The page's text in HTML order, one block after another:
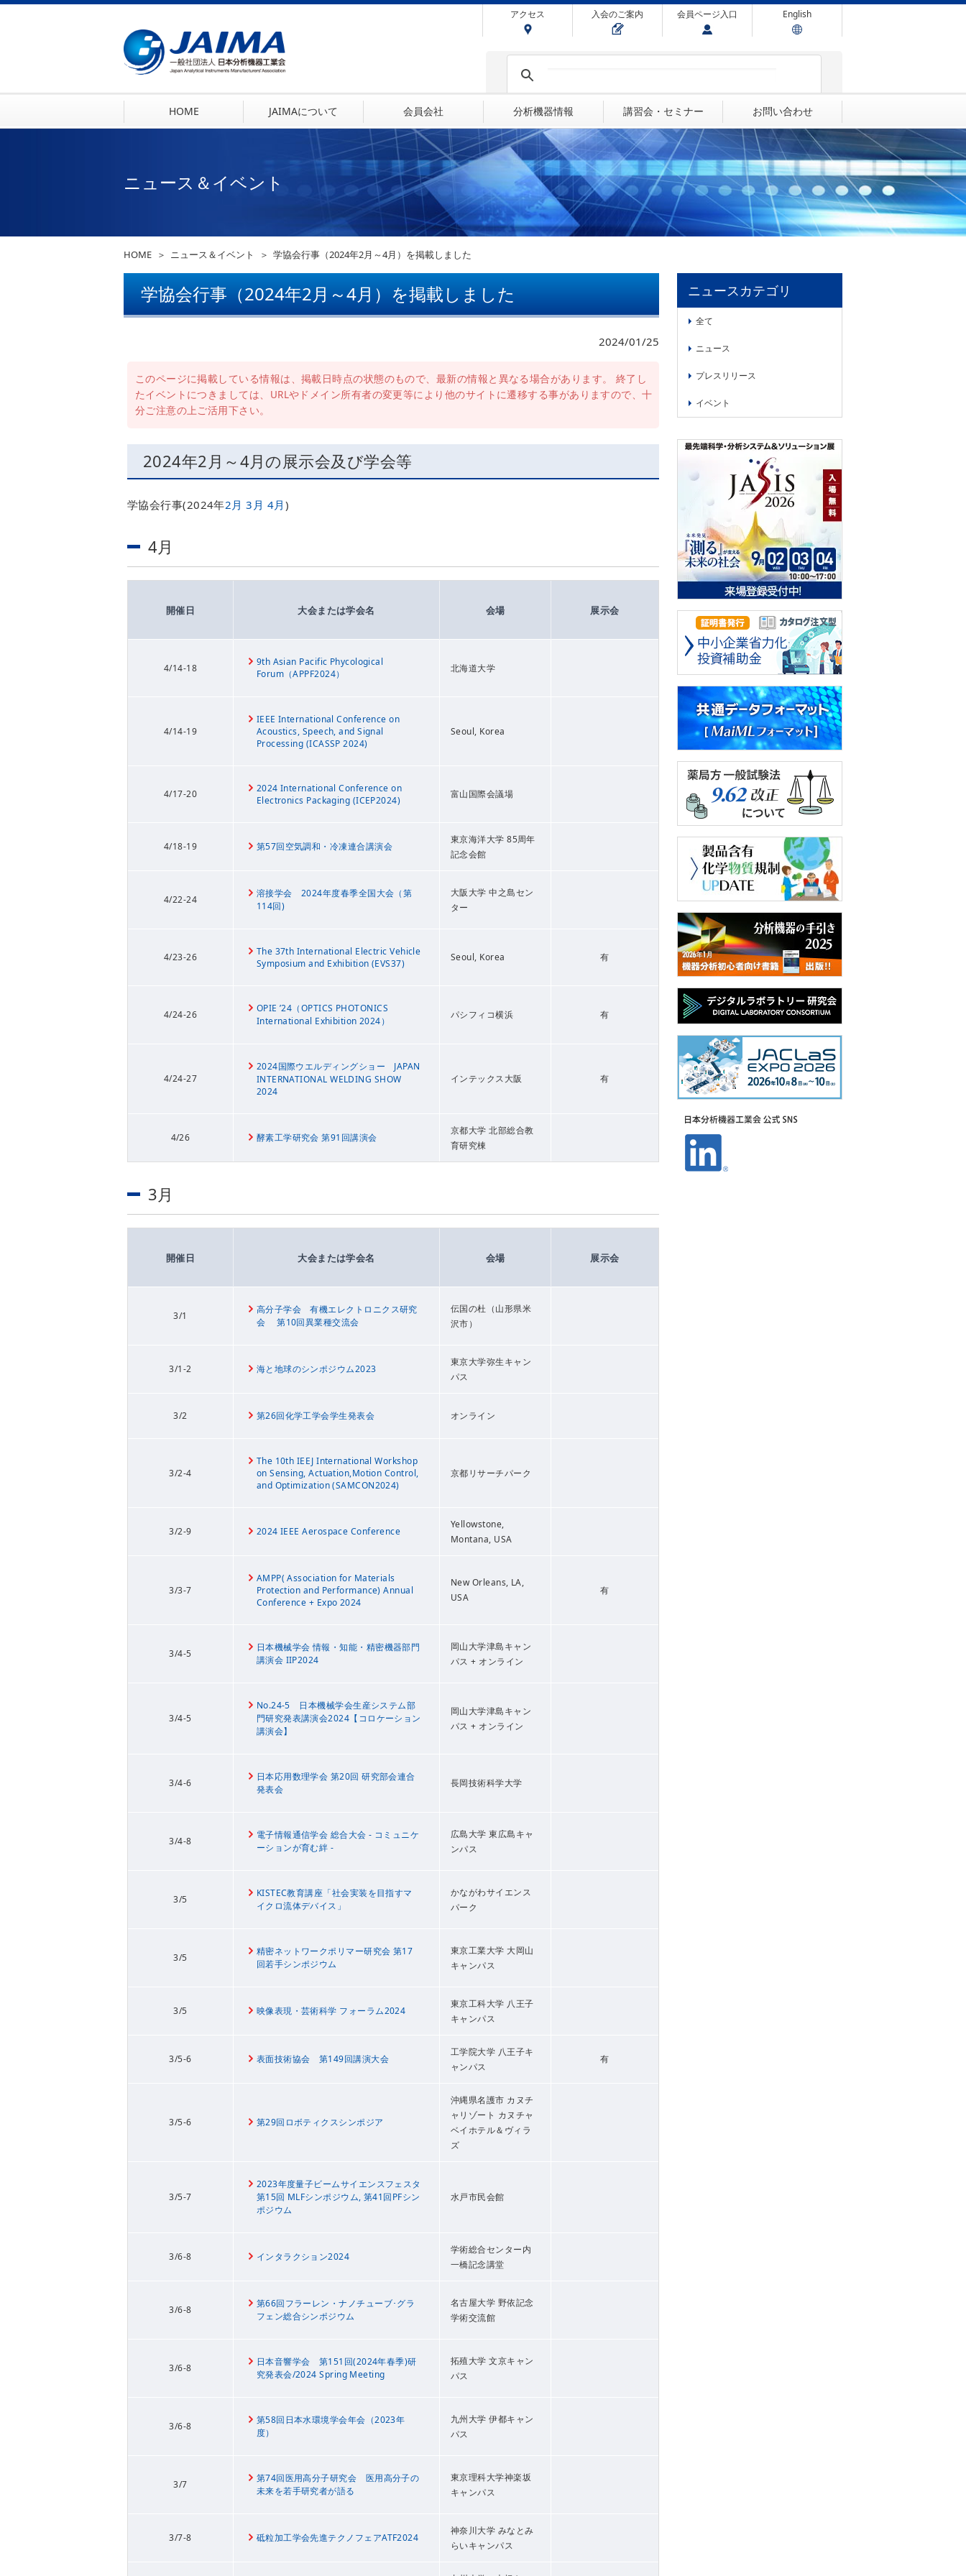
アクセス 入会のご案内 会員ページ入口 English
HOME JAIMAについて 会員会社 分析機器情報 講習会・セミナー お問い合わせ
ニュース＆イベント
HOME ニュース＆イベント 学協会行事（2024年2月～4月）を掲載しました
学協会行事（2024年2月～4月）を掲載しました
2024/01/25
このページに掲載している情報は、掲載日時点の状態のもので、最新の情報と異なる場合があります。 終了し
たイベントにつきましては、URLやドメイン所有者の変更等により他のサイトに遷移する事がありますので、十
分ご注意の上ご活用下さい。
2024年2月～4月の展示会及び学会等
学協会行事(2024年2月 3月 4月 )
4月
開催日 大会または学会名 会場 展示会
4/14-18
9th Asian Pacific Phycological
Forum（APPF2024）
北海道大学
4/14-19
IEEE International Conference on
Acoustics, Speech, and Signal
Processing (ICASSP 2024)
Seoul, Korea
4/17-20
2024 International Conference on
Electronics Packaging (ICEP2024)
富山国際会議場
4/18-19 第57回空気調和・冷凍連合講演会
東京海洋大学 85周年
記念会館
4/22-24
溶接学会 2024年度春季全国大会（第
114回)
大阪大学 中之島セン
ター
4/23-26
The 37th International Electric Vehicle
Symposium and Exhibition (EVS37)
Seoul, Korea 有
4/24-26
OPIE ’24（OPTICS PHOTONICS
International Exhibition 2024）
パシフィコ横浜 有
4/24-27
2024国際ウエルディングショー JAPAN
INTERNATIONAL WELDING SHOW
2024
インテックス大阪 有
4/26 酵素工学研究会 第91回講演会
京都大学 北部総合教
育研究棟
3月
開催日 大会または学会名 会場 展示会
3/1
高分子学会 有機エレクトロニクス研究
会 第10回異業種交流会
伝国の杜（山形県米
沢市）
3/1-2 海と地球のシンポジウム2023
東京大学弥生キャン
パス
3/2 第26回化学工学会学生発表会 オンライン
3/2-4
The 10th IEEJ International Workshop
on Sensing, Actuation,Motion Control,
and Optimization (SAMCON2024)
京都リサーチパーク
3/2-9 2024 IEEE Aerospace Conference
Yellowstone,
Montana, USA
3/3-7
AMPP( Association for Materials
Protection and Performance) Annual
Conference + Expo 2024
New Orleans, LA,
USA
有
3/4-5
日本機械学会 情報・知能・精密機器部門
講演会 IIP2024
岡山大学津島キャン
パス + オンライン
3/4-5
No.24-5 日本機械学会生産システム部
門研究発表講演会2024【コロケーション
講演会】
岡山大学津島キャン
パス + オンライン
3/4-6
日本応用数理学会 第20回 研究部会連合
発表会
長岡技術科学大学
3/4-8
電子情報通信学会 総合大会 - コミュニケ
ーションが育む絆 -
広島大学 東広島キャ
ンパス
3/5
KISTEC教育講座「社会実装を目指すマ
イクロ流体デバイス」
かながわサイエンス
パーク
3/5
精密ネットワークポリマー研究会 第17
回若手シンポジウム
東京工業大学 大岡山
キャンパス
3/5 映像表現・芸術科学 フォーラム2024
東京工科大学 八王子
キャンパス
3/5-6 表面技術協会 第149回講演大会
工学院大学 八王子キ
ャンパス
有
3/5-6 第29回ロボティクスシンポジア
沖縄県名護市 カヌチ
ャリゾート カヌチャ
ベイホテル＆ヴィラ
ズ
3/5-7
2023年度量子ビームサイエンスフェスタ
第15回 MLFシンポジウム, 第41回PFシン
ポジウム
水戸市民会館
3/6-8 インタラクション2024
学術総合センター内
一橋記念講堂
3/6-8
第66回フラーレン・ナノチューブ･グラ
フェン総合シンポジウム
名古屋大学 野依記念
学術交流館
3/6-8
日本音響学会 第151回(2024年春季)研
究発表会/2024 Spring Meeting
拓殖大学 文京キャン
パス
3/6-8
第58回日本水環境学会年会（2023年
度）
九州大学 伊都キャン
パス
3/7
第74回医用高分子研究会 医用高分子の
未来を若手研究者が語る
東京理科大学神楽坂
キャンパス
3/7-8 砥粒加工学会先進テクノフェアATF2024
神奈川大学 みなとみ
らいキャンパス
ニュースカテゴリ
全て
ニュース
プレスリリース
イベント